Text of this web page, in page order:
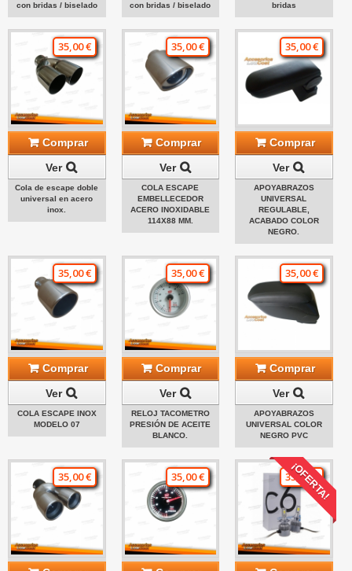
con bridas / biselado
con bridas / biselado
bridas
35,00 €
Comprar
Ver
Cola de escape doble
universal en acero
inox.
35,00 €
Comprar
Ver
COLA ESCAPE
EMBELLECEDOR
ACERO INOXIDABLE
114X88 MM.
35,00 €
Comprar
Ver
APOYABRAZOS
UNIVERSAL
REGULABLE,
ACABADO COLOR
NEGRO.
35,00 €
Comprar
Ver
COLA ESCAPE INOX
MODELO 07
35,00 €
Comprar
Ver
RELOJ TACOMETRO
PRESIÓN DE ACEITE
BLANCO.
35,00 €
Comprar
Ver
APOYABRAZOS
UNIVERSAL COLOR
NEGRO PVC
35,00 € 35,00 € ¡OFERTA!
35,00 €